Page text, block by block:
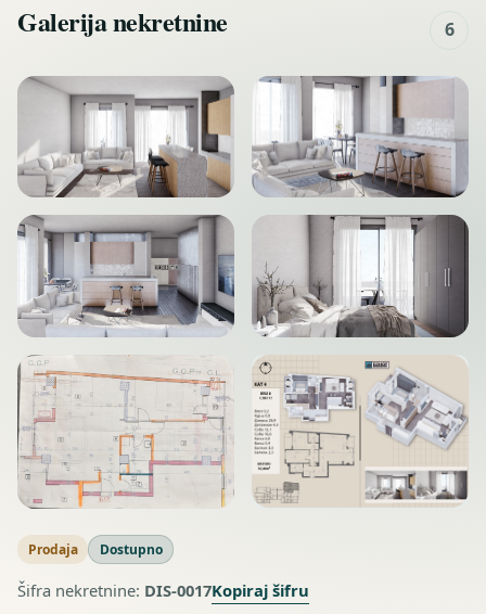
Galerija nekretnine 6
Prodaja Dostupno
Šifra nekretnine: DIS-0017Kopiraj šifru